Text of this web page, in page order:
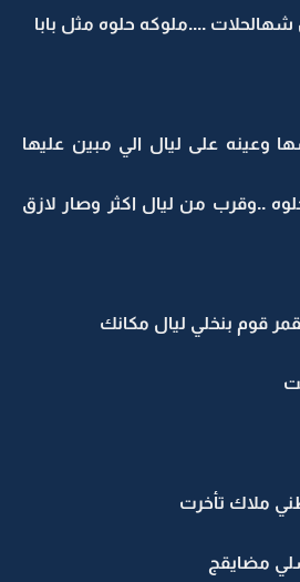
....ملوكه حلوه مثل بابا
وعينه على ليال الي مبين عليها
..وقرب من ليال اكثر وصار لازق
قوم بنخلي ليال مكانك
ملاك تأخرت
مضايقج